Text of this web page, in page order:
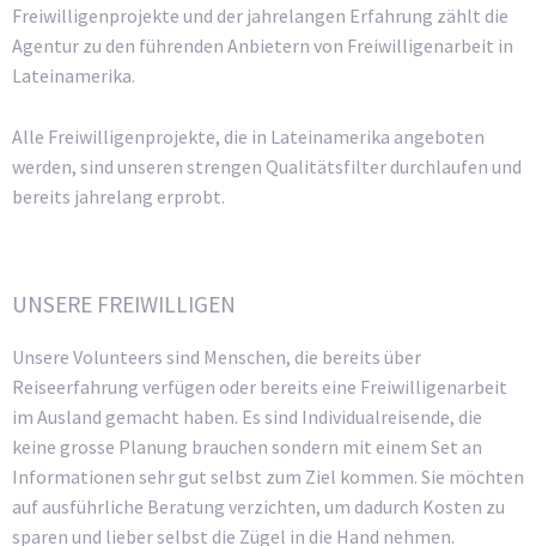
Freiwilligenprojekte und der jahrelangen Erfahrung zählt die
Agentur zu den führenden Anbietern von Freiwilligenarbeit in
Lateinamerika.
Alle Freiwilligenprojekte, die in Lateinamerika angeboten
werden, sind unseren strengen Qualitätsfilter durchlaufen und
bereits jahrelang erprobt.
UNSERE FREIWILLIGEN
Unsere Volunteers sind Menschen, die bereits über
Reiseerfahrung verfügen oder bereits eine Freiwilligenarbeit
im Ausland gemacht haben. Es sind Individualreisende, die
keine grosse Planung brauchen sondern mit einem Set an
Informationen sehr gut selbst zum Ziel kommen. Sie möchten
auf ausführliche Beratung verzichten, um dadurch Kosten zu
sparen und lieber selbst die Zügel in die Hand nehmen.